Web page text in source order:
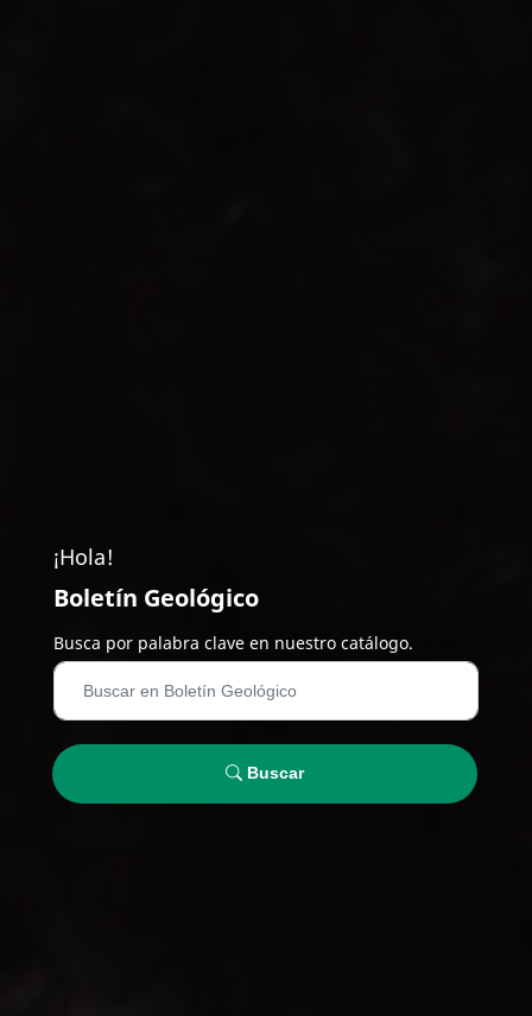
¡Hola!
Boletín Geológico
Busca por palabra clave en nuestro catálogo.
Buscar